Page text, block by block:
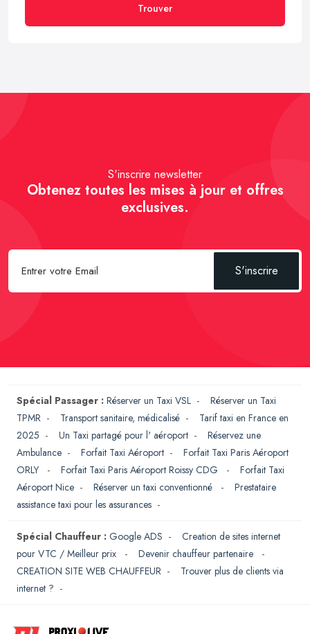
Trouver
S'inscrire newsletter
Obtenez toutes les mises à jour et offres
exclusives.
S'inscrire
Spécial Passager : Réserver un Taxi VSL - Réserver un Taxi
TPMR - Transport sanitaire, médicalisé - Tarif taxi en France en
2025 - Un Taxi partagé pour l' aéroport - Réservez une
Ambulance - Forfait Taxi Aéroport - Forfait Taxi Paris Aéroport
ORLY
- Forfait Taxi Paris Aéroport Roissy CDG - Forfait Taxi
Aéroport Nice - Réserver un taxi conventionné - Prestataire
assistance taxi pour les assurances -
Spécial Chauffeur : Google ADS - Creation de sites internet
pour VTC / Meilleur prix
- Devenir chauffeur partenaire
-
CREATION SITE WEB CHAUFFEUR - Trouver plus de clients via
internet ? -